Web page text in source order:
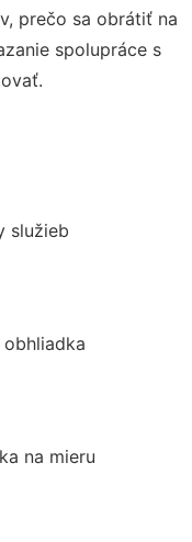
prečo sa obrátiť na
spolupráce s
služieb
na mieru